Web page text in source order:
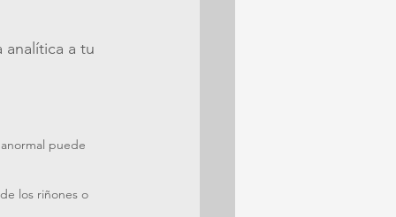
analítica a tu
puede
los riñones o